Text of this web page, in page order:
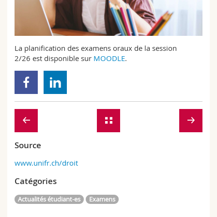
Sciences et médecine
Interfacultaire
Collaborateurs
Doctorants
Webmail
Programme des cours
MyUnifr
La planification des examens oraux de la session
2/26 est disponible sur MOODLE.
Source
www.unifr.ch/droit
Catégories
Actualités étudiant-es Examens